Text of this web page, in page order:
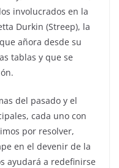
involucrados en la
Durkin (Streep), la
añora desde su
tablas y que se
del pasado y el
cada uno con
por resolver,
en el devenir de la
ayudará a redefinirse